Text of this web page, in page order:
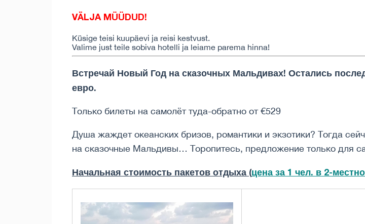
VÄLJA MÜÜDUD!
Küsige teisi kuupäevi ja reisi kestvust.
Valime just teile sobiva hotelli ja leiame parema hinna!
Встречай Новый Год на сказочных Мальдивах! Остались
евро.
Только билеты на самолёт туда-обратно от €529
Душа жаждет океанских бризов, романтики и экзотики? Тогда
на сказочные Мальдивы… Торопитесь, предложение только для
Начальная стоимость пакетов отдыха (цена за 1 чел. в 2-